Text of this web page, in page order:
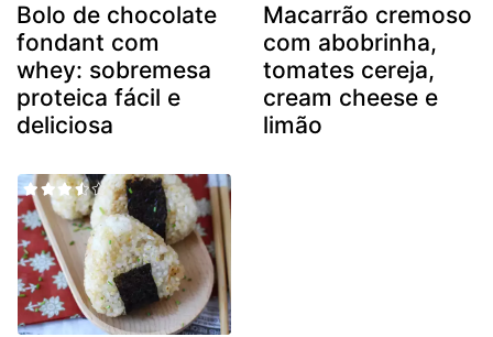
Bolo de chocolate
fondant com
whey: sobremesa
proteica fácil e
deliciosa
Macarrão cremoso
com abobrinha,
tomates cereja,
cream cheese e
limão